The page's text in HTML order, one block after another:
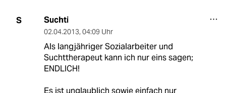
S Suchti
02.04.2013, 04:09 Uhr
Als langjähriger Sozialarbeiter und
Suchttherapeut kann ich nur eins sagen;
ENDLICH!
Es ist unglaublich sowie einfach nur